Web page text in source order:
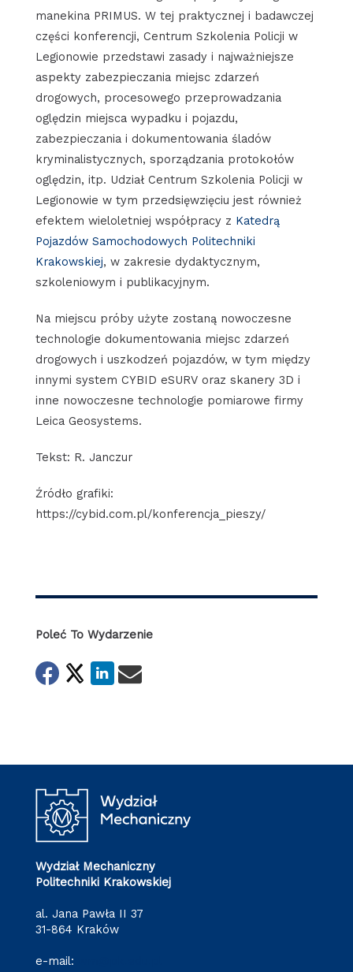
manekina PRIMUS. W tej praktycznej i badawczej
części konferencji, Centrum Szkolenia Policji w
Legionowie przedstawi zasady i najważniejsze
aspekty zabezpieczania miejsc zdarzeń
drogowych, procesowego przeprowadzania
oględzin miejsca wypadku i pojazdu,
zabezpieczania i dokumentowania śladów
kryminalistycznych, sporządzania protokołów
oględzin, itp. Udział Centrum Szkolenia Policji w
Legionowie w tym przedsięwzięciu jest również
efektem wieloletniej współpracy z Katedrą
Pojazdów Samochodowych Politechniki
Krakowskiej, w zakresie dydaktycznym,
szkoleniowym i publikacyjnym.
Na miejscu próby użyte zostaną nowoczesne
technologie dokumentowania miejsc zdarzeń
drogowych i uszkodzeń pojazdów, w tym między
innymi system CYBID eSURV oraz skanery 3D i
inne nowoczesne technologie pomiarowe firmy
Leica Geosystems.
Tekst: R. Janczur
Źródło grafiki:
https://cybid.com.pl/konferencja_pieszy/
Poleć To Wydarzenie
Wydział Mechaniczny
Politechniki Krakowskiej
al. Jana Pawła II 37
31-864 Kraków
e-mail: